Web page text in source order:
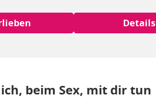
Details
beim Sex, mit dir tun